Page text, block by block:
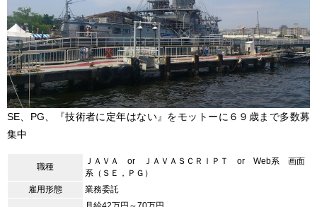
SE、PG、『技術者に定年はない』をモットーに６９歳まで多数募
集中
職種
ＪＡＶＡ or ＪＡＶＡＳＣＲＩＰＴ or Web系 画面
系（ＳＥ，ＰＧ）
雇用形態
業務委託